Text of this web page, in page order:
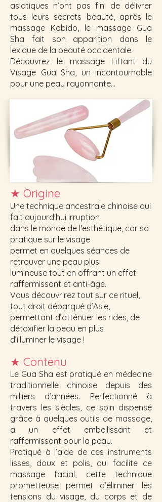
asiatiques n’ont pas fini de délivrer
tous leurs secrets beauté, après le
massage Kobido, le massage Gua
Sha fait son apparition dans le
lexique de la beauté occidentale.
Découvrez le massage Liftant du
Visage Gua Sha, un incontournable
pour une peau rayonnante...
★ Origine
Une technique ancestrale chinoise qui
fait aujourd'hui irruption
dans le monde de l'esthétique, car sa
pratique sur le visage
permet en quelques séances de
retrouver une peau plus
lumineuse tout en offrant un effet
raffermissant et anti-âge.
Vous découvrirez tout sur ce rituel,
tout droit débarqué d’Asie,
permettant d’atténuer les rides, de
détoxifier la peau en plus
d’illuminer le visage !
★ Contenu
Le Gua Sha est pratiqué en médecine
traditionnelle chinoise depuis des
milliers d’années. Perfectionné à
travers les siècles, ce soin dispensé
grâce à quelques outils de massage,
a un effet embellissant et
raffermissant pour la peau.
Pratiqué à l’aide de ces instruments
lisses, doux et polis, qui facilite ce
massage facial, cette technique
prometteuse permet d’éliminer les
tensions du visage, du corps et de